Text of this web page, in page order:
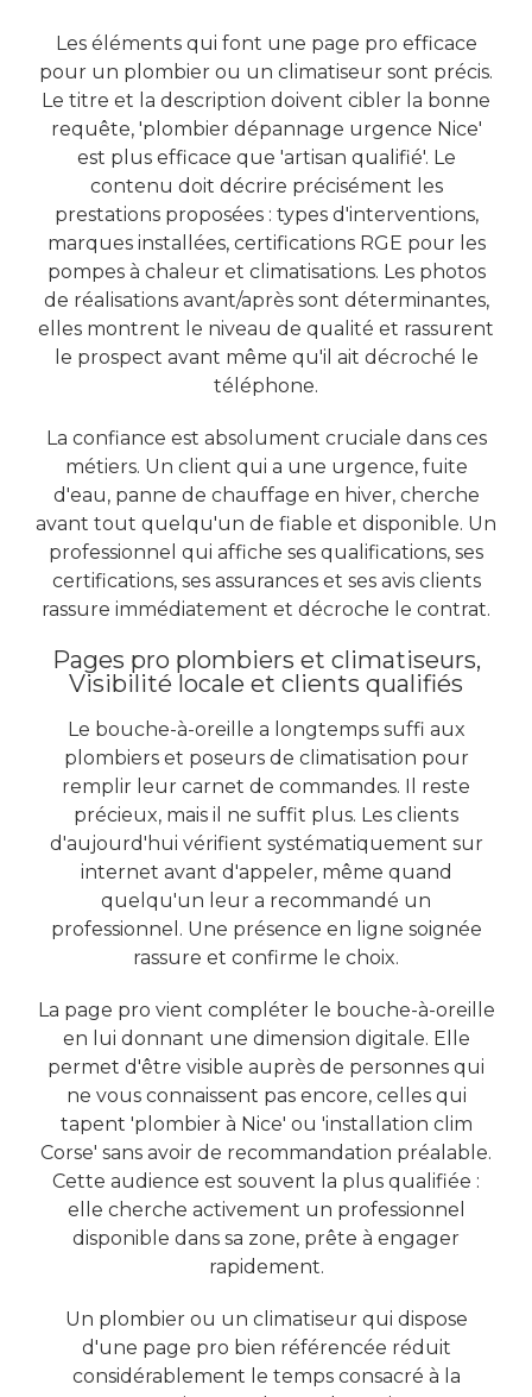
Les éléments qui font une page pro efficace
pour un plombier ou un climatiseur sont précis.
Le titre et la description doivent cibler la bonne
requête, 'plombier dépannage urgence Nice'
est plus efficace que 'artisan qualifié'. Le
contenu doit décrire précisément les
prestations proposées : types d'interventions,
marques installées, certifications RGE pour les
pompes à chaleur et climatisations. Les photos
de réalisations avant/après sont déterminantes,
elles montrent le niveau de qualité et rassurent
le prospect avant même qu'il ait décroché le
téléphone.
La confiance est absolument cruciale dans ces
métiers. Un client qui a une urgence, fuite
d'eau, panne de chauffage en hiver, cherche
avant tout quelqu'un de fiable et disponible. Un
professionnel qui affiche ses qualifications, ses
certifications, ses assurances et ses avis clients
rassure immédiatement et décroche le contrat.
Pages pro plombiers et climatiseurs,
Visibilité locale et clients qualifiés
Le bouche-à-oreille a longtemps suffi aux
plombiers et poseurs de climatisation pour
remplir leur carnet de commandes. Il reste
précieux, mais il ne suffit plus. Les clients
d'aujourd'hui vérifient systématiquement sur
internet avant d'appeler, même quand
quelqu'un leur a recommandé un
professionnel. Une présence en ligne soignée
rassure et confirme le choix.
La page pro vient compléter le bouche-à-oreille
en lui donnant une dimension digitale. Elle
permet d'être visible auprès de personnes qui
ne vous connaissent pas encore, celles qui
tapent 'plombier à Nice' ou 'installation clim
Corse' sans avoir de recommandation préalable.
Cette audience est souvent la plus qualifiée :
elle cherche activement un professionnel
disponible dans sa zone, prête à engager
rapidement.
Un plombier ou un climatiseur qui dispose
d'une page pro bien référencée réduit
considérablement le temps consacré à la